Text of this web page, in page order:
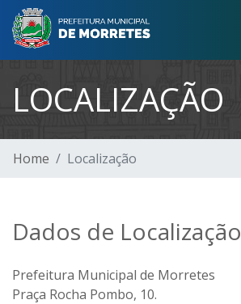
LOCALIZAÇÃO
Home Localização
Dados de Localização
Prefeitura Municipal de Morretes
Praça Rocha Pombo, 10.